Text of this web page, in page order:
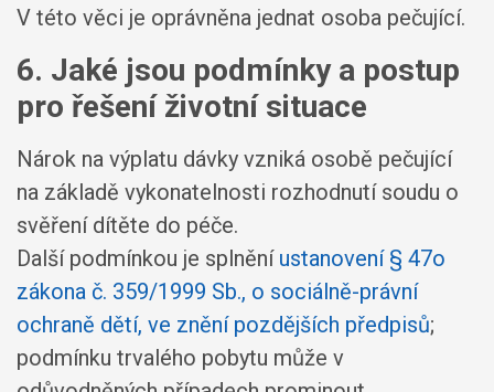
V této věci je oprávněna jednat osoba pečující.
6. Jaké jsou podmínky a postup
pro řešení životní situace
Nárok na výplatu dávky vzniká osobě pečující
na základě vykonatelnosti rozhodnutí soudu o
svěření dítěte do péče.
Další podmínkou je splnění ustanovení § 47o
zákona č. 359/1999 Sb., o sociálně-právní
ochraně dětí, ve znění pozdějších předpisů;
podmínku trvalého pobytu může v